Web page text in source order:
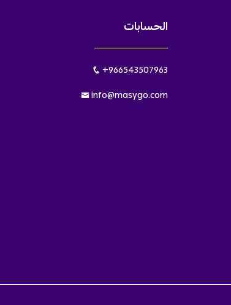
الحسابات
+966543507963
info@masygo.com